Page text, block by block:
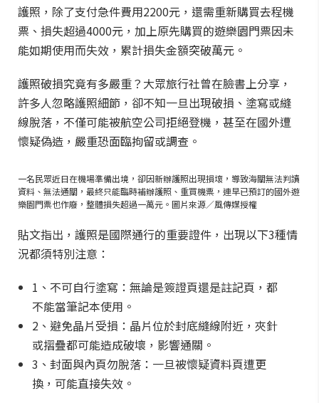
護照，除了支付急件費用2200元，還需重新購買去程機
票、損失超過4000元，加上原先購買的遊樂園門票因未
能如期使用而失效，累計損失金額突破萬元。
護照破損究竟有多嚴重？大眾旅行社曾在臉書上分享，
許多人忽略護照細節，卻不知一旦出現破損、塗寫或縫
線脫落，不僅可能被航空公司拒絕登機，甚至在國外遭
懷疑偽造，嚴重恐面臨拘留或調查。
一名民眾近日在機場準備出境，卻因新辦護照出現損壞，導致海關無法判讀
資料、無法通關，最終只能臨時補辦護照、重買機票，連早已預訂的國外遊
樂園門票也作廢，整體損失超過一萬元。圖片來源／風傳媒授權
貼文指出，護照是國際通行的重要證件，出現以下3種情
況都須特別注意：
1、不可自行塗寫：無論是簽證頁還是註記頁，都
不能當筆記本使用。
2、避免晶片受損：晶片位於封底縫線附近，夾針
或摺疊都可能造成破壞，影響通關。
3、封面與內頁勿脫落：一旦被懷疑資料頁遭更
換，可能直接失效。